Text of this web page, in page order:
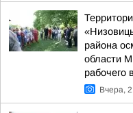
района
области
рабочего
Вчера,